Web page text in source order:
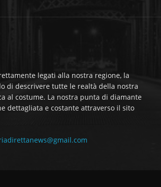
legati alla nostra regione, la
di descrivere tutte le realtà della nostra
al costume. La nostra punta di diamante
dettagliata e costante attraverso il sito